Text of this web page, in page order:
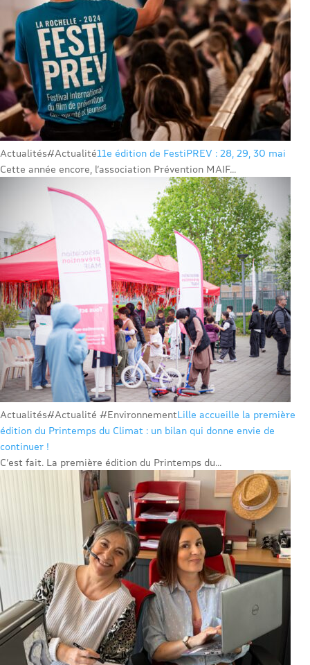
Actualités#Actualité11e édition de FestiPREV : 28, 29, 30 mai
Cette année encore, l’association Prévention MAIF...
Actualités#Actualité #EnvironnementLille accueille la première
édition du Printemps du Climat : un bilan qui donne envie de
continuer !
C’est fait. La première édition du Printemps du...